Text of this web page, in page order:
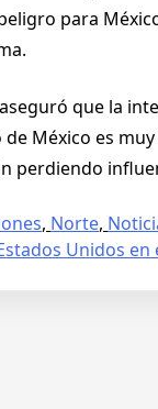
para
que la
de México es
perdiendo
, Norte,
Unidos en